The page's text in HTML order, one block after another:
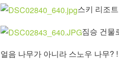
스키 리조
짐승 건물
얼음 나무가 아니라 스노우 나무?